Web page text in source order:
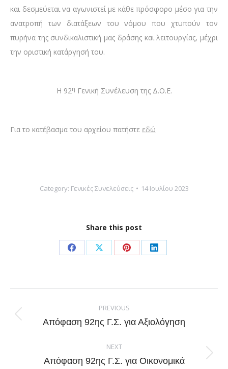
και δεσμεύεται να αγωνιστεί με κάθε πρόσφορο μέσο για την
ανατροπή των διατάξεων του νόμου που χτυπούν τον
πυρήνα της συνδικαλιστική μας δράσης και λειτουργίας, μέχρι
την οριστική κατάργησή του.
Η 92η Γενική Συνέλευση της Δ.Ο.Ε.
Για το κατέβασμα του αρχείου πατήστε εδώ
Category: Γενικές Συνελεύσεις 14 Ιουλίου 2023
Share this post
Share
Facebook
Share
X
Share
Pinterest
Share
LinkedIn
navigation
PREVIOUS
Previous
Απόφαση 92ης Γ.Σ. για Αξιολόγηση
NEXT
Next
Απόφαση 92ης Γ.Σ. για Οικονομικά